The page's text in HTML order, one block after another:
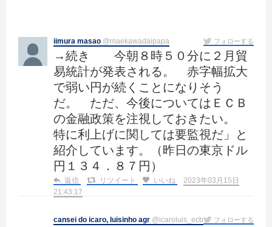
iimura masao @maekawadaipapa フォローする
→続き 今朝８時５０分に２月貿
易統計が発表される。 赤字幅拡大
で弱い円が続くことになりそう
だ。 ただ、今後についてはＥＣＢ
の金融政策を注視しておきたい。
特に利上げに関しては要監視だ」と
紹介しています。（昨日の東京ドル
円１３４．８７円）
返信 リツイート いいね
2023年03月15日
21:43:17
cansei do icaro, luisinho agr @icaroluis_ecb フォローする